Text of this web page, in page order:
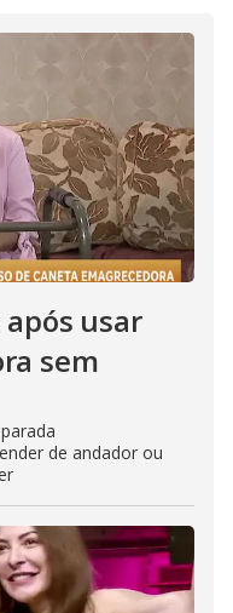
usar
sem
de andador ou